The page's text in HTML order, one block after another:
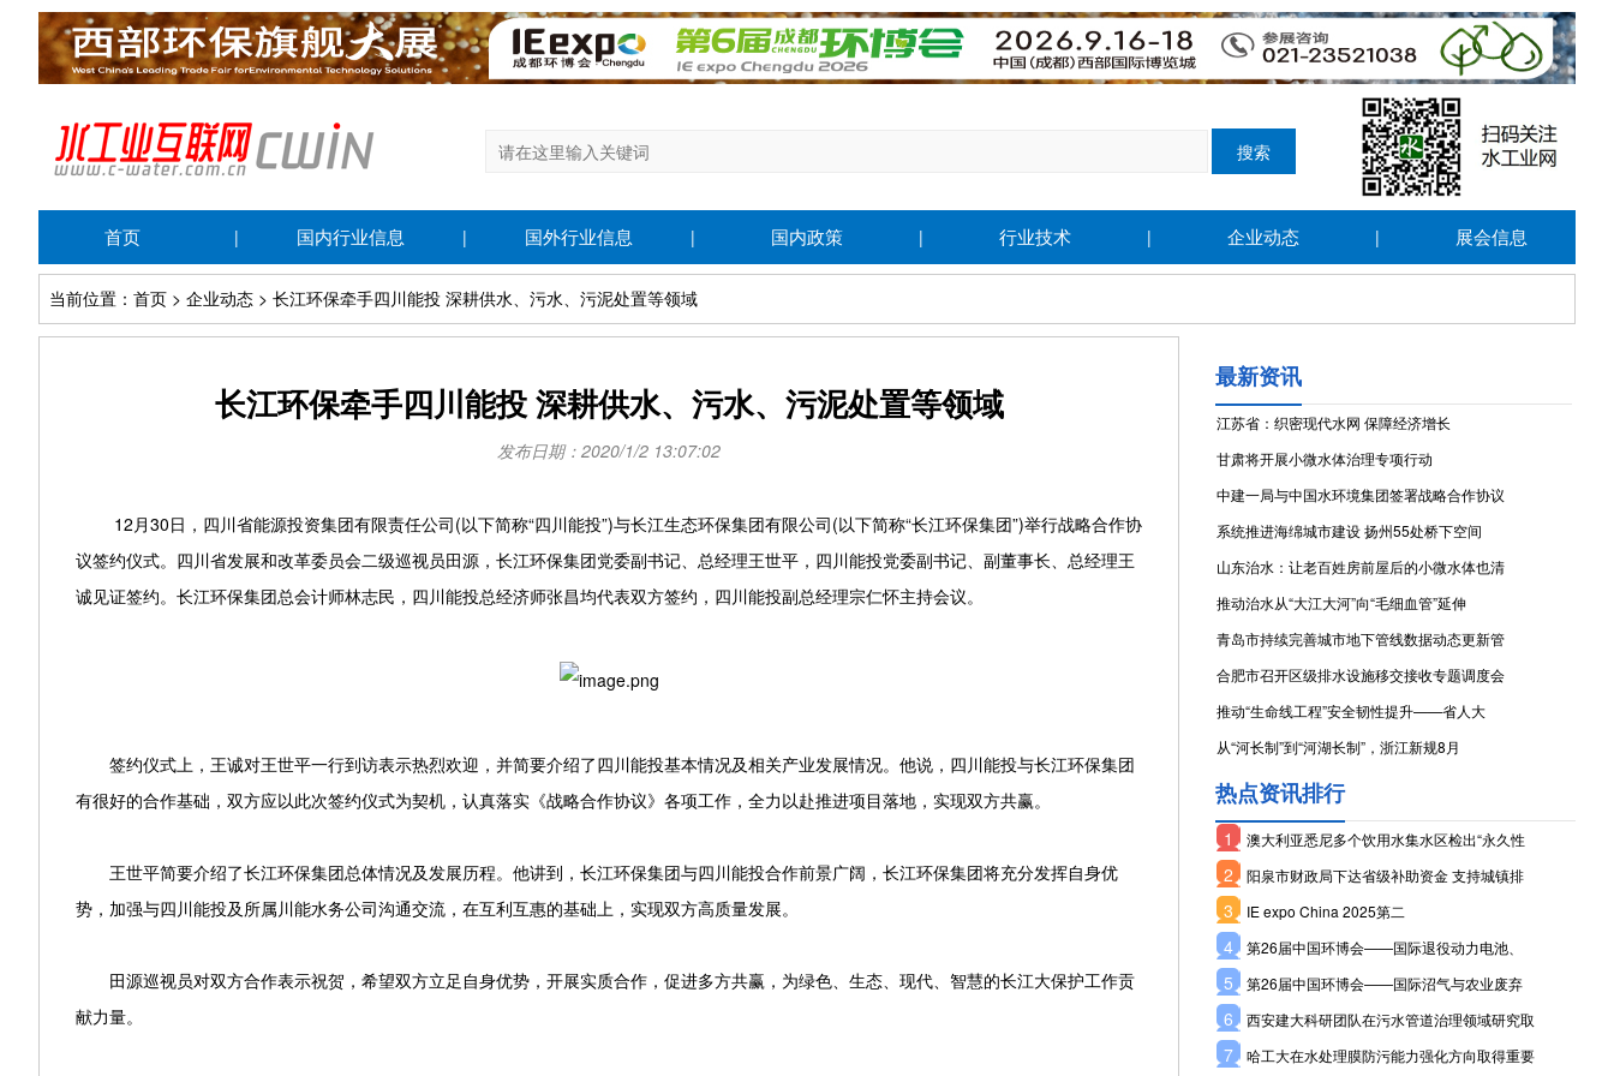
首页 | 国内行业信息 | 国外行业信息 | 国内政策 | 行业技术 | 企业动态 | 展会信息
当前位置：首页 > 企业动态 > 长江环保牵手四川能投 深耕供水、污水、污泥处置等领域
长江环保牵手四川能投 深耕供水、污水、污泥处置等领域
发布日期：2020/1/2 13:07:02
12月30日，四川省能源投资集团有限责任公司(以下简称“四川能投”)与长江生态环保集团有限公司(以下简称“长江环保集团”)举行战略合作协
议签约仪式。四川省发展和改革委员会二级巡视员田源，长江环保集团党委副书记、总经理王世平，四川能投党委副书记、副董事长、总经理王
诚见证签约。长江环保集团总会计师林志民，四川能投总经济师张昌均代表双方签约，四川能投副总经理宗仁怀主持会议。
签约仪式上，王诚对王世平一行到访表示热烈欢迎，并简要介绍了四川能投基本情况及相关产业发展情况。他说，四川能投与长江环保集团
有很好的合作基础，双方应以此次签约仪式为契机，认真落实《战略合作协议》各项工作，全力以赴推进项目落地，实现双方共赢。
王世平简要介绍了长江环保集团总体情况及发展历程。他讲到，长江环保集团与四川能投合作前景广阔，长江环保集团将充分发挥自身优
势，加强与四川能投及所属川能水务公司沟通交流，在互利互惠的基础上，实现双方高质量发展。
田源巡视员对双方合作表示祝贺，希望双方立足自身优势，开展实质合作，促进多方共赢，为绿色、生态、现代、智慧的长江大保护工作贡
献力量。
最新资讯
江苏省：织密现代水网 保障经济增长
甘肃将开展小微水体治理专项行动
中建一局与中国水环境集团签署战略合作协议
系统推进海绵城市建设 扬州55处桥下空间
山东治水：让老百姓房前屋后的小微水体也清
推动治水从“大江大河”向“毛细血管”延伸
青岛市持续完善城市地下管线数据动态更新管
合肥市召开区级排水设施移交接收专题调度会
推动“生命线工程”安全韧性提升——省人大
从“河长制”到“河湖长制”，浙江新规8月
热点资讯排行
1 澳大利亚悉尼多个饮用水集水区检出“永久性
2 阳泉市财政局下达省级补助资金 支持城镇排
3 IE expo China 2025第二
4 第26届中国环博会——国际退役动力电池、
5 第26届中国环博会——国际沼气与农业废弃
6 西安建大科研团队在污水管道治理领域研究取
7 哈工大在水处理膜防污能力强化方向取得重要